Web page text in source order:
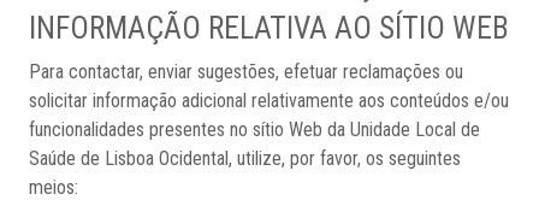
INFORMAÇÃO RELATIVA AO SÍTIO WEB
Para contactar, enviar sugestões, efetuar reclamações ou
solicitar informação adicional relativamente aos conteúdos e/ou
funcionalidades presentes no sítio Web da Unidade Local de
Saúde de Lisboa Ocidental, utilize, por favor, os seguintes
meios: